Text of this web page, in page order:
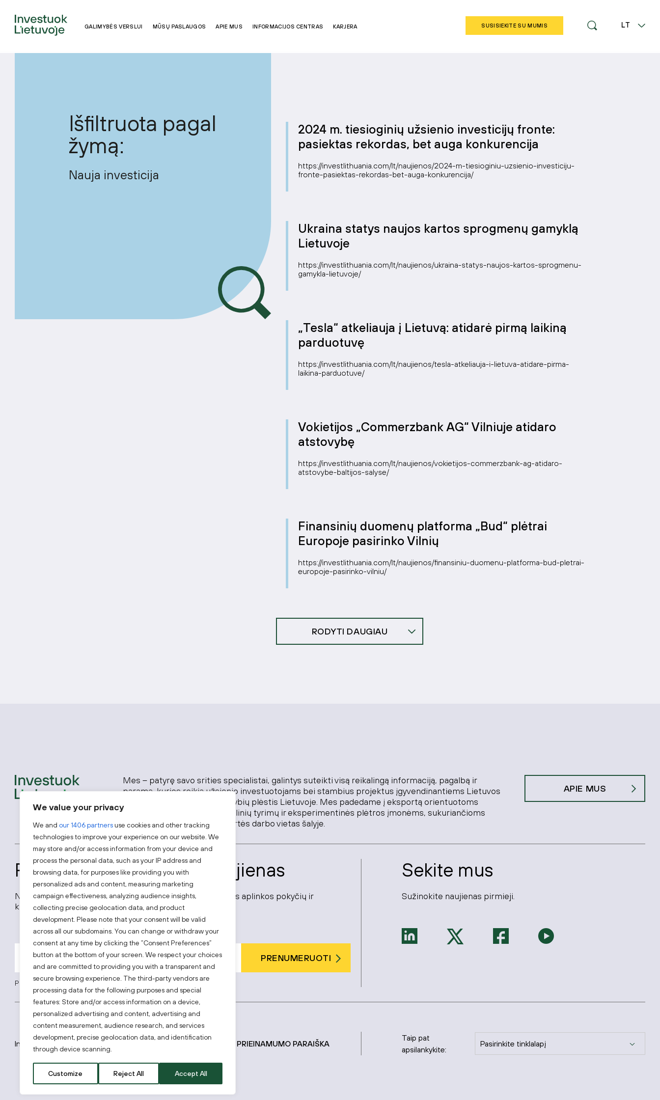
We value your privacy
We and our 1406 partnersuse cookies and other tracking
technologies to improve your experience on our website. We
may store and/or access information from your device and
process the personal data, such as your IP address and
browsing data, for purposes like providing you with
personalized ads and content, measuring marketing
campaign effectiveness, analyzing audience insights,
collecting precise geolocation data, and product
development. Please note that your consent will be valid
across all our subdomains. You can change or withdraw your
consent at any time by clicking the “Consent Preferences”
button at the bottom of your screen. We respect your choices
and are committed to providing you with a transparent and
secure browsing experience. The third-party vendors are
processing data for the following purposes and special
features: Store and/or access information on a device,
personalized advertising and content, advertising and
content measurement, audience research, and services
development, precise geolocation data, and identification
through device scanning.
Customize Reject All Accept All
GALIMYBĖS VERSLUI MŪSŲ PASLAUGOS APIE MUS INFORMACIJOS CENTRAS KARJERA SUSISIEKITE SU MUMIS
LT
Išfiltruota pagal
žymą:
Nauja investicija
2024 m. tiesioginių užsienio investicijų fronte:
pasiektas rekordas, bet auga konkurencija
https://investlithuania.com/lt/naujienos/2024-m-tiesioginiu-uzsienio-investiciju-
fronte-pasiektas-rekordas-bet-auga-konkurencija/
Ukraina statys naujos kartos sprogmenų gamyklą
Lietuvoje
https://investlithuania.com/lt/naujienos/ukraina-statys-naujos-kartos-sprogmenu-
gamykla-lietuvoje/
„Tesla“ atkeliauja į Lietuvą: atidarė pirmą laikiną
parduotuvę
https://investlithuania.com/lt/naujienos/tesla-atkeliauja-i-lietuva-atidare-pirma-
laikina-parduotuve/
Vokietijos „Commerzbank AG“ Vilniuje atidaro
atstovybę
https://investlithuania.com/lt/naujienos/vokietijos-commerzbank-ag-atidaro-
atstovybe-baltijos-salyse/
Finansinių duomenų platforma „Bud“ plėtrai
Europoje pasirinko Vilnių
https://investlithuania.com/lt/naujienos/finansiniu-duomenu-platforma-bud-pletrai-
europoje-pasirinko-vilniu/
RODYTI DAUGIAU
Mes – patyrę savo srities specialistai, galintys suteikti visą reikalingą informaciją, pagalbą ir
paramą, kurios reikia užsienio investuotojams bei stambius projektus įgyvendinantiems Lietuvos
verslams, ieškantiems galimybių plėstis Lietuvoje. Mes padedame į eksportą orientuotoms
paslaugų, gamybos bei mokslinių tyrimų ir eksperimentinės plėtros įmonėms, sukuriančioms
naujas aukštos pridėtinės vertės darbo vietas šalyje.
APIE MUS
Prenumeruokite mūsų naujienas
Nepraleiskite naujausių investicinių projektų, investicinės aplinkos pokyčių ir
kitų įdomių naujienų.
PRENUMERUOTI
Prenumeruodami sutinkate su „Investuok Lietuvoje“ privatumo politika
Sekite mus
Sužinokite naujienas pirmieji.
PRIEINAMUMO PARAIŠKA
Investuok Lietuvoje © 2026
Taip pat
apsilankykite:
Pasirinkite tinklalapį